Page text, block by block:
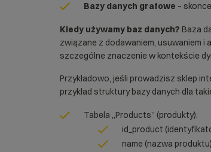
Bazy danych grafowe –
Kiedy używamy baz danych? Baza
związane z dodawaniem, usuwaniem
szczególne znaczenie w kontekście
Przykładowo, jeśli prowadzisz sklep
przykład struktury bazy danych dla
Tabela „Products” (produkty):
id_product
name (nazwa produktu)